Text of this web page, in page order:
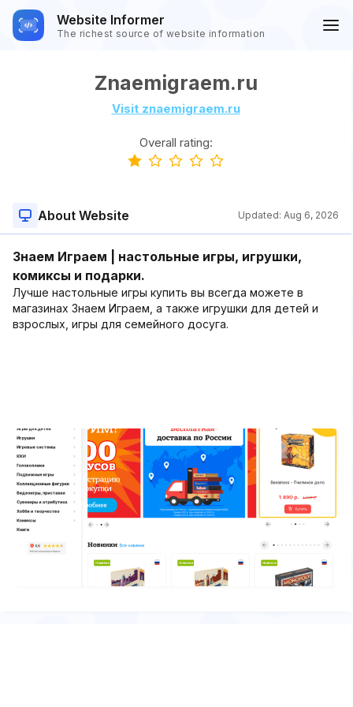
Website Informer
The richest source of website information
Znaemigraem.ru
Visit znaemigraem.ru
Overall rating:
About Website Updated: Aug 6, 2026
Знаем Играем | настольные игры, игрушки,
комиксы и подарки.
Лучше настольные игры купить вы всегда можете в
магазинах Знаем Играем, а также игрушки для детей и
взрослых, игры для семейного досуга.